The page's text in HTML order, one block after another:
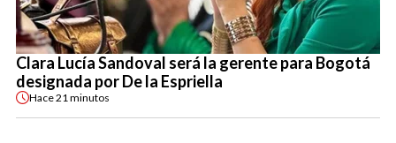
Clara Lucía Sandoval será la gerente para Bogotá
designada por De la Espriella
Hace21 minutos